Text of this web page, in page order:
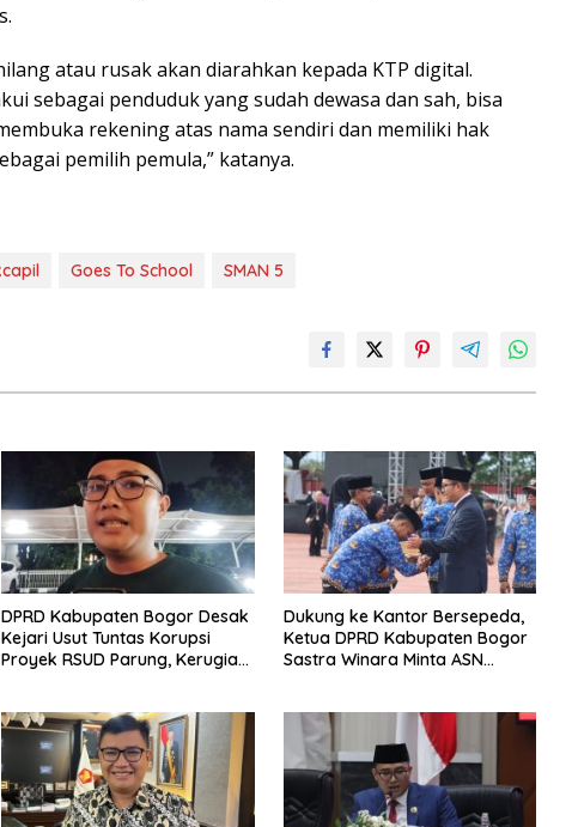
atau rusak akan diarahkan kepada KTP digital.
sebagai penduduk yang sudah dewasa dan sah, bisa
rekening atas nama sendiri dan memiliki hak
pemilih pemula,” katanya.
Goes To School SMAN 5
DPRD Kabupaten Bogor Desak
Kejari Usut Tuntas Korupsi
Proyek RSUD Parung, Kerugian
Dukung ke Kantor Bersepeda,
Ketua DPRD Kabupaten Bogor
Sastra Winara Minta ASN